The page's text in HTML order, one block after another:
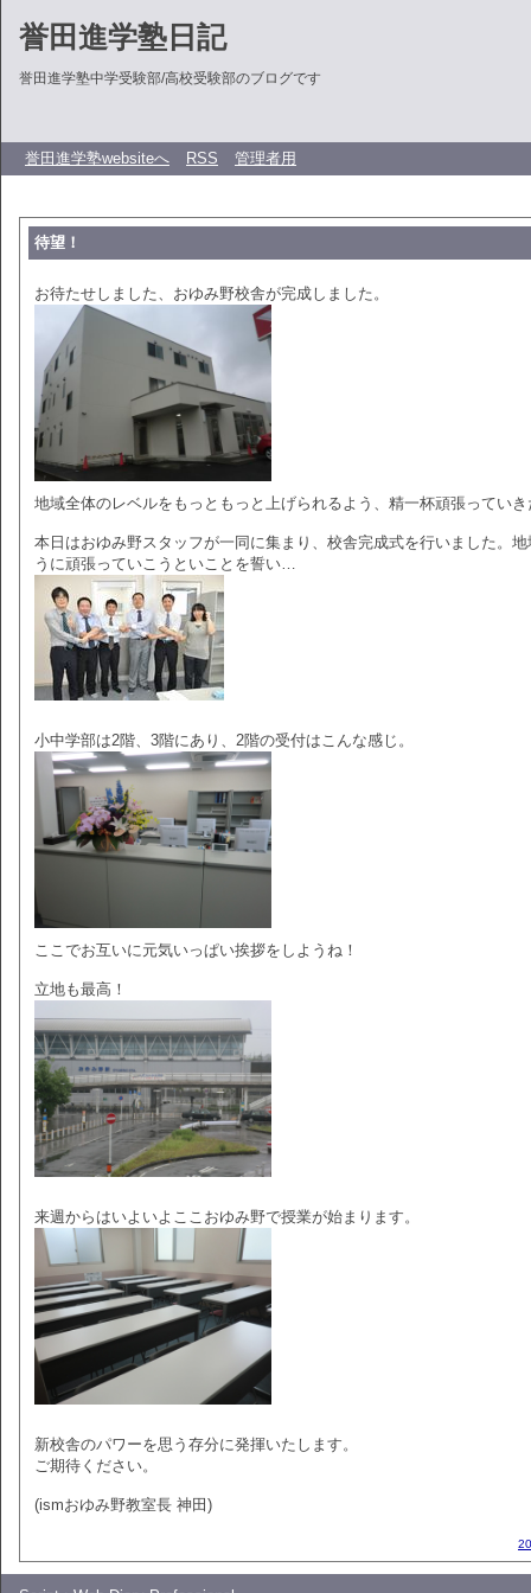
誉田進学塾日記
誉田進学塾中学受験部/高校受験部のブログです
誉田進学塾websiteへ RSS 管理者用
待望！
お待たせしました、おゆみ野校舎が完成しました。
地域全体のレベルをもっともっと上げられるよう、精一杯頑張ってい
本日はおゆみ野スタッフが一同に集まり、校舎完成式を行いました。
うに頑張っていこうといことを誓い…
小中学部は2階、3階にあり、2階の受付はこんな感じ。
ここでお互いに元気いっぱい挨拶をしようね！
立地も最高！
来週からはいよいよここおゆみ野で授業が始まります。
新校舎のパワーを思う存分に発揮いたします。
ご期待ください。
(ismおゆみ野教室長 神田)